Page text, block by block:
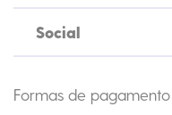
Social
Formas de pagamento